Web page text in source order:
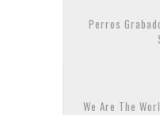
Perros
We Are The